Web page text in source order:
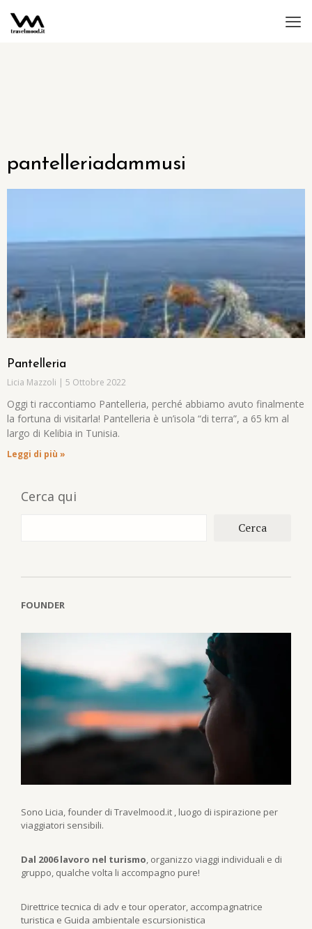
pantelleriadammusi
Pantelleria
Licia Mazzoli 5 Ottobre 2022
Oggi ti raccontiamo Pantelleria, perché abbiamo avuto finalmente
la fortuna di visitarla! Pantelleria è un’isola “di terra”, a 65 km al
largo di Kelibia in Tunisia.
Leggi di più »
Cerca qui
Cerca
FOUNDER
Sono Licia, founder di Travelmood.it , luogo di ispirazione per
viaggiatori sensibili.
Dal 2006 lavoro nel turismo, organizzo viaggi individuali e di
gruppo, qualche volta li accompagno pure!
Direttrice tecnica di adv e tour operator, accompagnatrice
turistica e Guida ambientale escursionistica